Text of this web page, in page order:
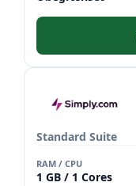
Standard Suite
RAM / CPU
1 GB / 1 Cores